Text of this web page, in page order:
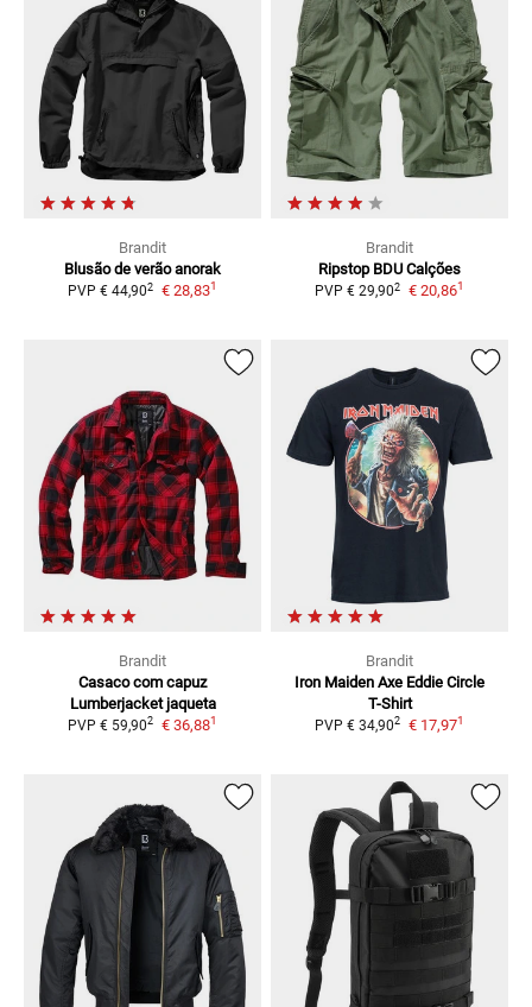
Brandit
Blusão de verão anorak
PVP € 44,902 € 28,831
Brandit
Ripstop BDU Calções
PVP € 29,902 € 20,861
Brandit
Casaco com capuz
Lumberjacket jaqueta
PVP € 59,902 € 36,881
Brandit
Iron Maiden Axe Eddie Circle
T-Shirt
PVP € 34,902 € 17,971